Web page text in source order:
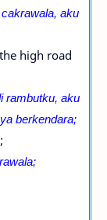
aku
high road
rambutku, aku
berkendara;